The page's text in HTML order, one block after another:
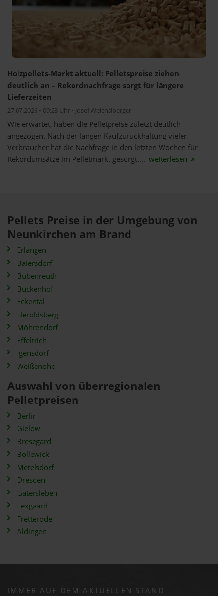
Holzpellets-Markt aktuell: Pelletspreise ziehen
deutlich an – Rekordnachfrage sorgt für längere
Lieferzeiten
27.07.2026 • 09:23 Uhr • Josef Weichslberger
Wie erwartet, haben die Pelletpreise zuletzt deutlich
angezogen. Nach der langen Kaufzurückhaltung vieler
Verbraucher hat die Nachfrage in den letzten Wochen für
Rekordumsätze im Pelletmarkt gesorgt.... weiterlesen
Pellets Preise in der Umgebung von
Neunkirchen am Brand
Erlangen
Baiersdorf
Bubenreuth
Buckenhof
Eckental
Heroldsberg
Möhrendorf
Effeltrich
Igensdorf
Weißenohe
Auswahl von überregionalen
Pelletpreisen
Berlin
Gielow
Bresegard
Bollewick
Metelsdorf
Dresden
Gatersleben
Lexgaard
Fretterode
Aldingen
IMMER AUF DEM AKTUELLEN STAND